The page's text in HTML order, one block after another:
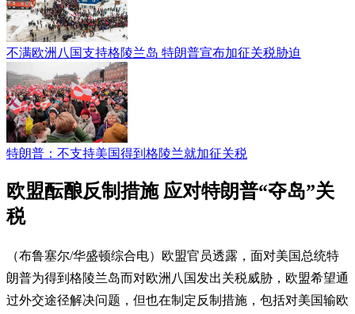
不满欧洲八国支持格陵兰岛 特朗普宣布加征关税胁迫
特朗普：不支持美国得到格陵兰就加征关税
欧盟酝酿反制措施 应对特朗普“夺岛”关
税
（布鲁塞尔/华盛顿综合电）欧盟官员透露，面对美国总统特
朗普为得到格陵兰岛而对欧洲八国发出关税威胁，欧盟希望通
过外交途径解决问题，但也在制定反制措施，包括对美国输欧